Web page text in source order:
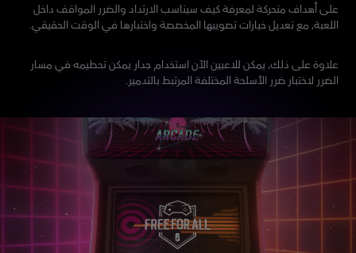
على أهداف متحركة لمعرفة كيف سيناسب الارتداد والضرر المواقف داخل
اللعبة، مع تعديل خيارات تصويبها المخصصة واختبارها في الوقت الحقيقي.
علاوة على ذلك، يمكن للاعبين الآن استخدام جدار يمكن تحطيمه في مسار
الضرر لاختبار ضرر الأسلحة المختلفة المرتبط بالتدمير.